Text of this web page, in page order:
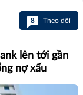
8 Theo dõi
lên tới gần
nợ xấu